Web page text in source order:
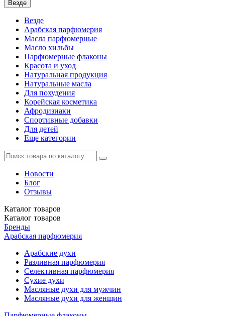
Везде
Везде
Арабская парфюмерия
Масла парфюмерные
Масло хильбы
Парфюмерные флаконы
Красота и уход
Натуральная продукция
Натуральные масла
Для похудения
Корейская косметика
Афродизиаки
Спортивные добавки
Для детей
Еще категории
Новости
Блог
Отзывы
Каталог товаров
Каталог товаров
Бренды
Арабская парфюмерия
Арабские духи
Разливная парфюмерия
Селективная парфюмерия
Сухие духи
Масляные духи для мужчин
Масляные духи для женщин